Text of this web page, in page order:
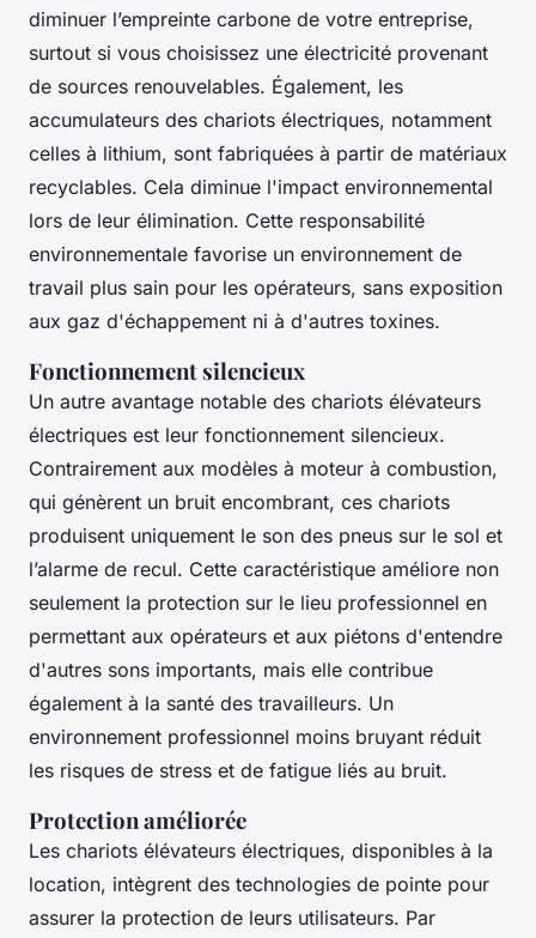
diminuer l’empreinte carbone de votre entreprise,
surtout si vous choisissez une électricité provenant
de sources renouvelables. Également, les
accumulateurs des chariots électriques, notamment
celles à lithium, sont fabriquées à partir de matériaux
recyclables. Cela diminue l'impact environnemental
lors de leur élimination. Cette responsabilité
environnementale favorise un environnement de
travail plus sain pour les opérateurs, sans exposition
aux gaz d'échappement ni à d'autres toxines.
Fonctionnement silencieux
Un autre avantage notable des chariots élévateurs
électriques est leur fonctionnement silencieux.
Contrairement aux modèles à moteur à combustion,
qui génèrent un bruit encombrant, ces chariots
produisent uniquement le son des pneus sur le sol et
l’alarme de recul. Cette caractéristique améliore non
seulement la protection sur le lieu professionnel en
permettant aux opérateurs et aux piétons d'entendre
d'autres sons importants, mais elle contribue
également à la santé des travailleurs. Un
environnement professionnel moins bruyant réduit
les risques de stress et de fatigue liés au bruit.
Protection améliorée
Les chariots élévateurs électriques, disponibles à la
location, intègrent des technologies de pointe pour
assurer la protection de leurs utilisateurs. Par